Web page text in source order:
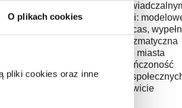
O plikach cookies
pliki cookies oraz inne
to miejsce jest poligonem
efekty realizacji tych idei:
Torre David w Caracas,
Túpac Amaru, której charyzmatyczna
po Argentynę – radykalne miasta
i rozlewające się w nieskończoność
odważnych polityków i
a tym samym całkowicie